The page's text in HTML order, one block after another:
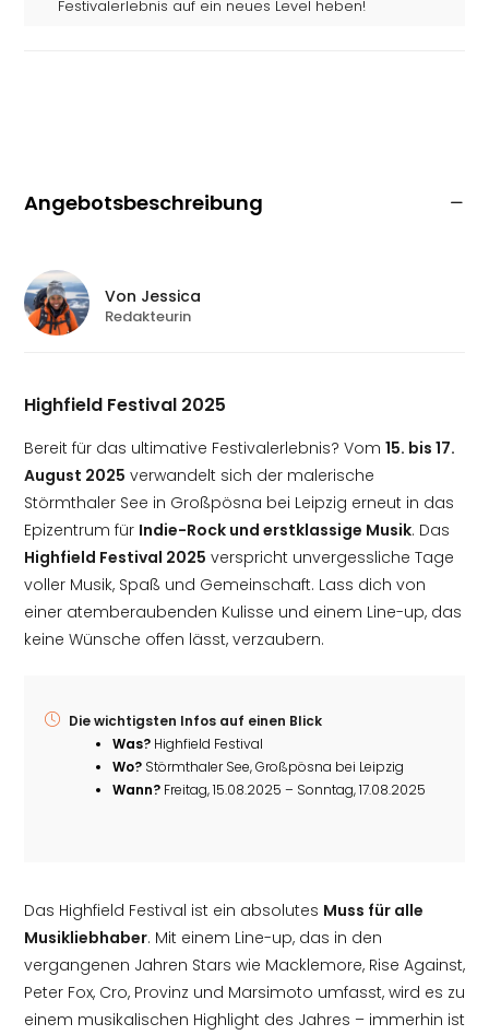
Festivalerlebnis auf ein neues Level heben!
Angebotsbeschreibung
Highfield Festival 2025
Bereit für das ultimative Festivalerlebnis? Vom 15. bis 17.
August 2025 verwandelt sich der malerische
Störmthaler See in Großpösna bei Leipzig erneut in das
Epizentrum für Indie-Rock und erstklassige Musik. Das
Highfield Festival 2025 verspricht unvergessliche Tage
voller Musik, Spaß und Gemeinschaft. Lass dich von
einer atemberaubenden Kulisse und einem Line-up, das
keine Wünsche offen lässt, verzaubern.
Die wichtigsten Infos auf einen Blick
Was? Highfield Festival
Wo? Störmthaler See, Großpösna bei Leipzig
Wann? Freitag, 15.08.2025 – Sonntag, 17.08.2025
Das Highfield Festival ist ein absolutes Muss für alle
Musikliebhaber. Mit einem Line-up, das in den
vergangenen Jahren Stars wie Macklemore, Rise Against,
Peter Fox, Cro, Provinz und Marsimoto umfasst, wird es zu
einem musikalischen Highlight des Jahres – immerhin ist
Von Jessica
Redakteurin